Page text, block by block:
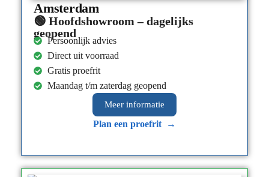
Amsterdam
🟢 Hoofdshowroom – dagelijks
geopend
Persoonlijk advies
Direct uit voorraad
Gratis proefrit
Maandag t/m zaterdag geopend
Meer informatie​
Plan een proefrit →